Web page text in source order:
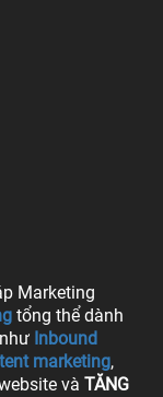
Marketing
tổng thể dành
Inbound
marketing,
và TĂNG